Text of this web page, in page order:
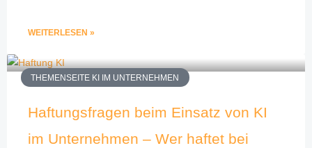
WEITERLESEN »
THEMENSEITE KI IM UNTERNEHMEN
Haftungsfragen beim Einsatz von KI
im Unternehmen – Wer haftet bei